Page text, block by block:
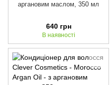
аргановим маслом, 350 мл
640 грн
В наявності